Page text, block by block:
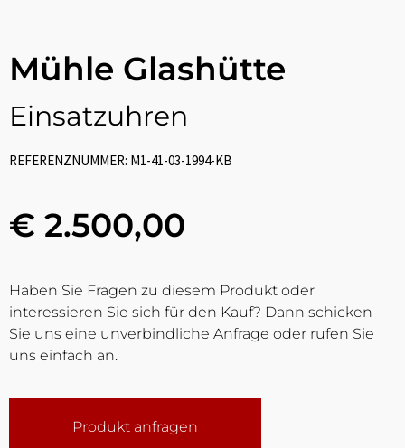
Mühle Glashütte
Einsatzuhren
REFERENZNUMMER: M1-41-03-1994-KB
€ 2.500,00
Haben Sie Fragen zu diesem Produkt oder
interessieren Sie sich für den Kauf? Dann schicken
Sie uns eine unverbindliche Anfrage oder rufen Sie
uns einfach an.
Produkt anfragen